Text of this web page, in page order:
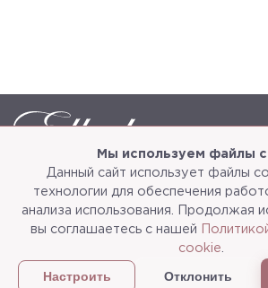
Мы используем файлы
Данный сайт использует файлы
технологии для обеспечения
анализа использования. Продолжая
вы соглашаетесь с нашей
cookie
Настроить Отклонить
Каталог О
3d-тур
Сотрудничество Доставка